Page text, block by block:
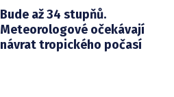
Bude až 34 stupňů.
Meteorologové očekávají
návrat tropického počasí